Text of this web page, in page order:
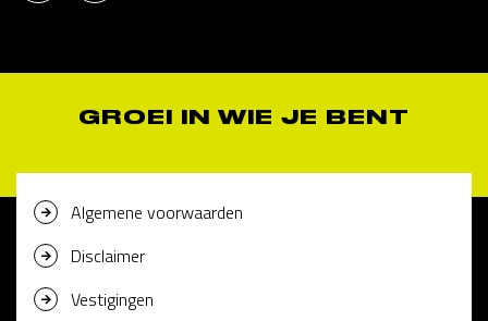
GROEI IN WIE JE BENT
Algemene voorwaarden
Disclaimer
Vestigingen